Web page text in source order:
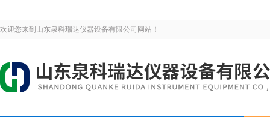
欢迎您来到山东泉科瑞达仪器设备有限公司网站！